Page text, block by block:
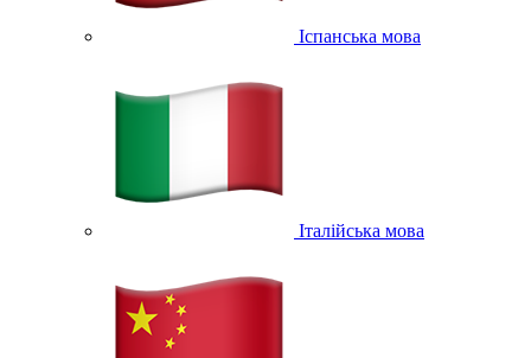
Іспанська мова
Італійська мова